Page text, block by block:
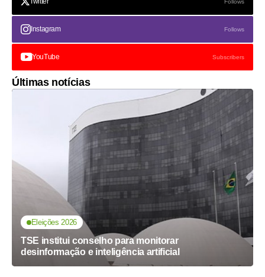
Follows
Instagram Follows
YouTube Subscribers
Últimas notícias
Eleições 2026
TSE institui conselho para monitorar
desinformação e inteligência artificial